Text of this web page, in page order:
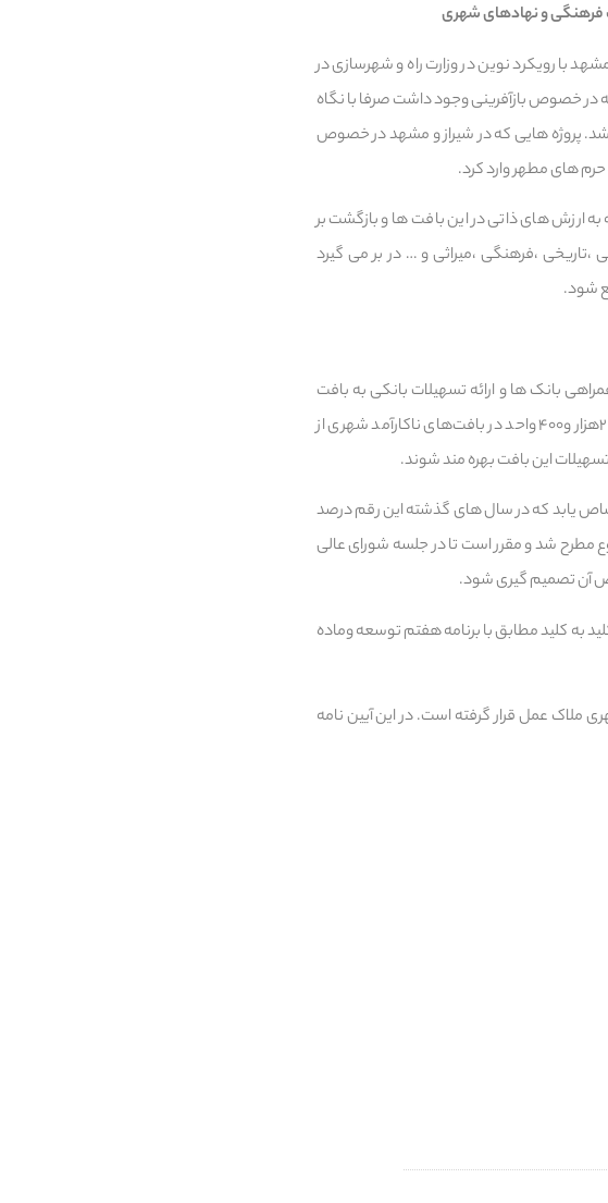
فرهنگی و نهادهای شهری
با رویکرد نوین در وزارت راه و شهرسازی در
خصوص بازآفرینی وجود داشت صرفا با نگاه
شد. پروژه هایی که در شیراز و مشهد در خصوص
های مطهر وارد کرد.
ارزش های ذاتی در این بافت ها و بازگشت بر
،فرهنگی ،میراثی و … در بر می گیرد
شود.
بانک ها و ارائه تسهیلات بانکی به بافت
های نارکارآمد شهری عملکرد بانک ها را در این بخش نامناسب خواند و گفت: در مجموع ۲هزار و۴۰۰ واحد در بافت‌های ناکارآمد شهری از
اختصاص یابد که در سال های گذشته این رقم درصد
مطرح شد و مقرر است تا در جلسه شورای عالی
آن تصمیم گیری شود.
به کلید مطابق با برنامه هفتم توسعه وماده
عمل قرار گرفته است. در این آیین نامه